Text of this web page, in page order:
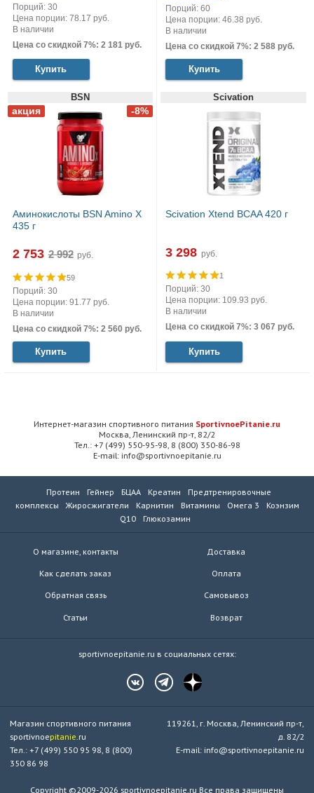
Порций: 30
Цена порции: 78.17 руб.
В наличии
Цена со скидкой 7%: 2 181 руб.
Купить
Порций: 60
Цена порции: 46.38 руб.
В наличии
Цена со скидкой 7%: 2 588 руб.
Купить
BSN
Аминокислоты BSN Amino X
435 г
2 753 руб.
59
Порций: 30
Цена порции: 91.77 руб.
В наличии
Цена со скидкой 7%: 2 560 руб.
Купить
Scivation
Scivation Xtend BCAA 420 г
3 298 руб.
1
Порций: 30
Цена порции: 109.93 руб.
В наличии
Цена со скидкой 7%: 3 067 руб.
Купить
Интернет-магазин спортивного питания SportivnoePitanie.ru
Москва, Ленинский пр-т, 82/2
Тел.: +7 (499) 550-95-98, 8 (800) 350-86-98
E-mail: info@sportivnoepitanie.ru
Протеин Гейнер БЦАА Креатин
Предтренировочные
комплексы
Жиросжигатели Карнитин Витамины Омега 3
Коэнзим
Q10
Глюкозамин
О магазине, контакты
Как сделать заказ
Обратная связь
Статьи
Доставка
Оплата
Самовывоз
Возврат
sportivnoepitanie.ru в социальных сетях:
Магазин спортивного питания
sportivnoepitanie .ru
Тел.: +7 (499) 550 95 98, 8 (800)
350 86 98
119261, г. Москва, Ленинский пр-т,
д. 82/2
E-mail: info@sportivnoepitanie.ru
Copyright ©2009-2026 sportivnoepitanie.ru Все права защищены